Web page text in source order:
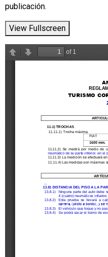
publicación.
View Fullscreen